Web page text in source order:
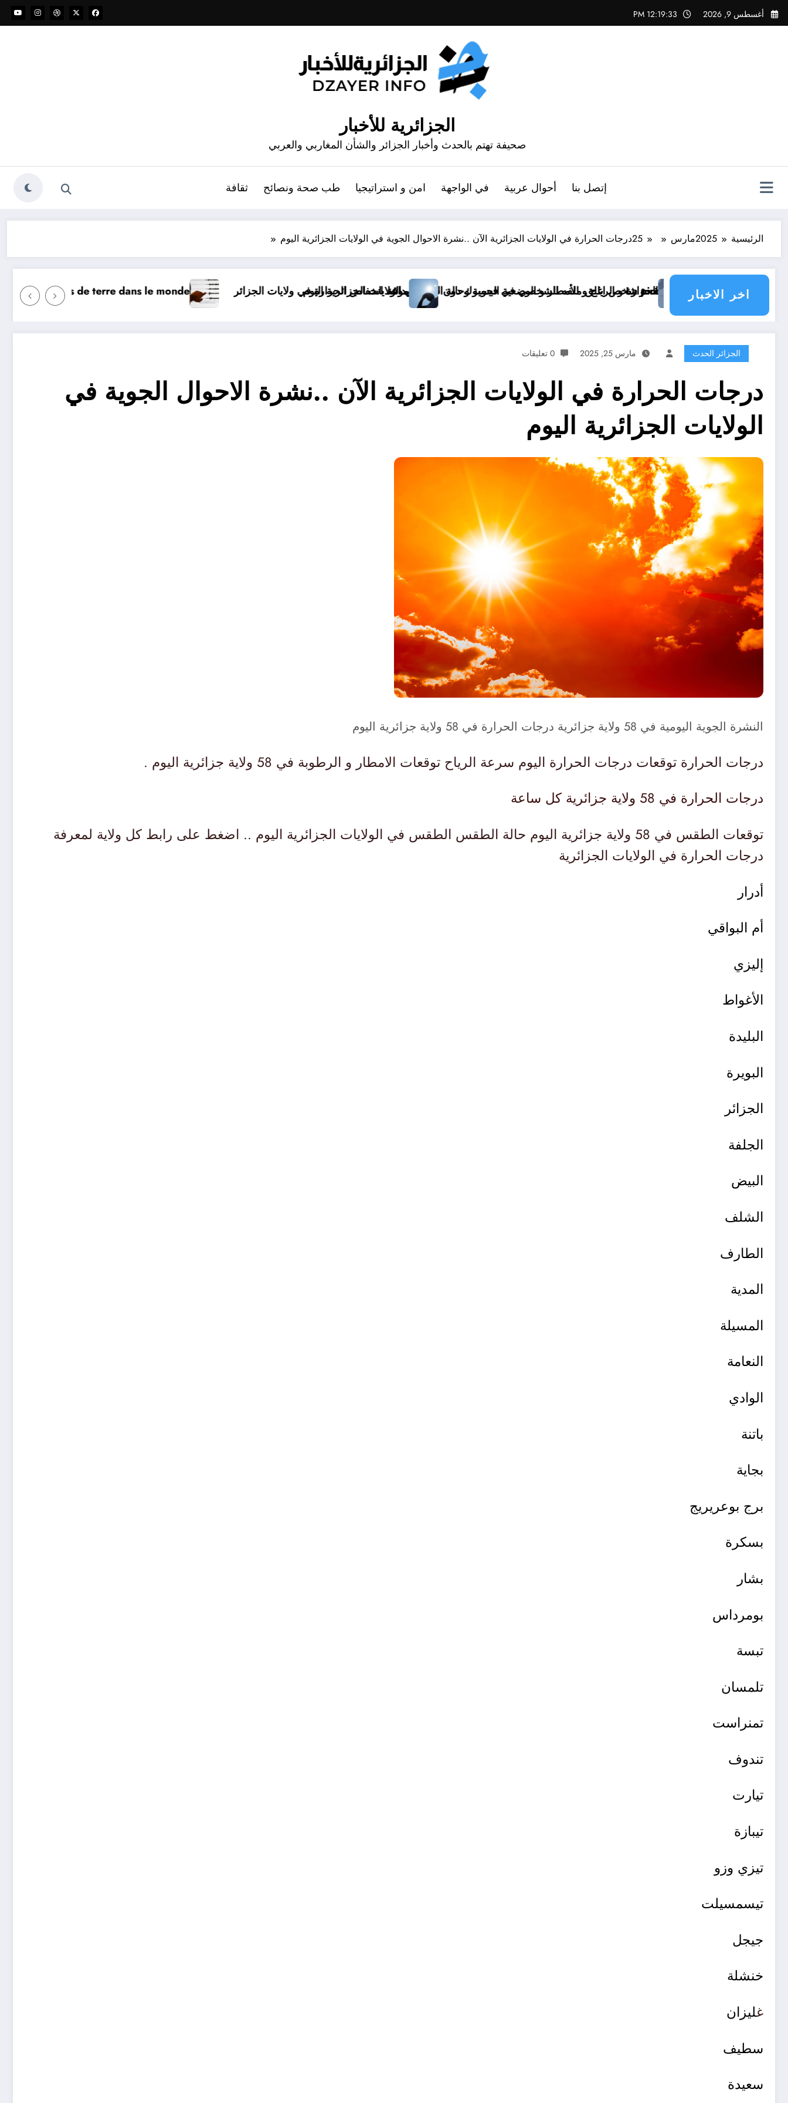
التجاوز
إلى
أغسطس 9, 2026 12:19:33 PM
الجزائرية للأخبار
صحيفة تهتم بالحدث وأخبار الجزائر والشأن المغاربي والعربي
إتصل بنا أحوال عربية في الواجهة امن و استراتيجيا طب صحة ونصائح ثقافة
الرئيسية 2025مارس 25درجات الحرارة في الولايات الجزائرية الآن ..نشرة الاحوال الجوية في الولايات الجزائرية اليوم
اخر الاخبار
La pire
الحرارة و الرياح و الأمطار و الوضعية الجوية وحالة البحر في الولايات الجزائرية اليوم موعد انخفاض الحرارة في ولايات الجزائر ? Surveillance des tremblements de terre dans le monde&
الجزائر الحدث مارس 25, 2025 0 تعليقات
درجات الحرارة في الولايات الجزائرية الآن ..نشرة الاحوال الجوية في
الولايات الجزائرية اليوم
النشرة الجوية اليومية في 58 ولاية جزائرية درجات الحرارة في 58 ولاية جزائرية اليوم
درجات الحرارة توقعات درجات الحرارة اليوم سرعة الرياح توقعات الامطار و الرطوبة في 58 ولاية جزائرية اليوم .
درجات الحرارة في 58 ولاية جزائرية كل ساعة
توقعات الطقس في 58 ولاية جزائرية اليوم حالة الطقس الطقس في الولايات الجزائرية اليوم .. اضغط على رابط كل ولاية لمعرفة
درجات الحرارة في الولايات الجزائرية
أدرار
أم البواقي
إليزي
الأغواط
البليدة
البويرة
الجزائر
الجلفة
البيض
الشلف
الطارف
المدية
المسيلة
النعامة
الوادي
باتنة
بجاية
برج بوعريريج
بسكرة
بشار
بومرداس
تبسة
تلمسان
تمنراست
تندوف
تيارت
تيبازة
تيزي وزو
تيسمسيلت
جيجل
خنشلة
غليزان
سطيف
سعيدة